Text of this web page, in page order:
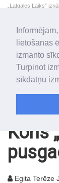
lietošanas
izmanto
Turpinot
sīkdatņu
„Latgales Laiks”
„Latgales Laiks”
2026. gada 7.
Piektdiena
Alfrēds, Fredis,
Koris
Egita Terēze